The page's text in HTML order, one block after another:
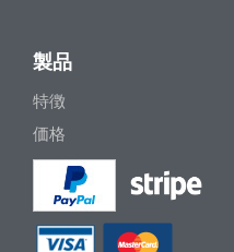
製品
特徴
価格